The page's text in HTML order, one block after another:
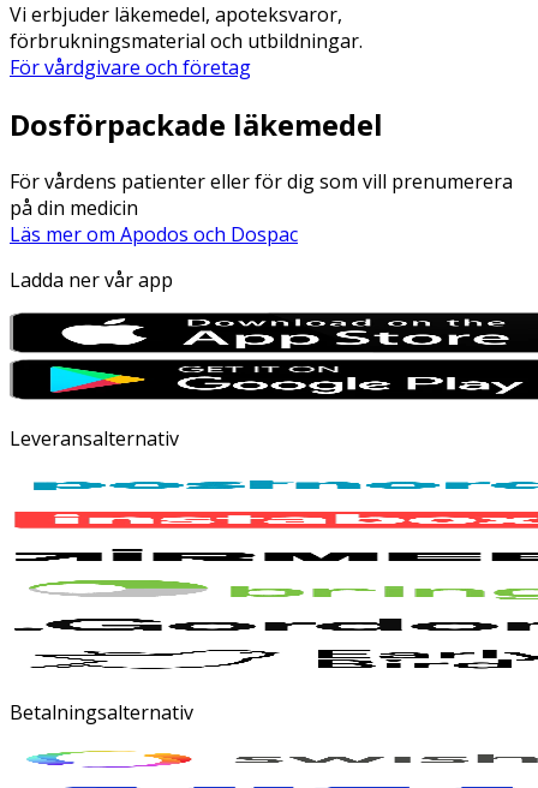
Vi erbjuder läkemedel, apoteksvaror,
förbrukningsmaterial och utbildningar.
För vårdgivare och företag
Dosförpackade läkemedel
För vårdens patienter eller för dig som vill prenumerera
på din medicin
Läs mer om Apodos och Dospac
Ladda ner vår app
Leveransalternativ
Betalningsalternativ